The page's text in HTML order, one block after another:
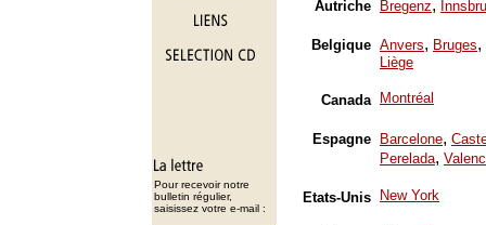
Pour recevoir notre
bulletin régulier,
saisissez votre e-mail :
Autriche Bregenz,
Belgique Anvers, Bruges,
Liège
Canada Montréal
Espagne Barcelone,
Perelada,
Etats-Unis New York